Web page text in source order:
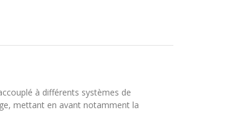
à différents systèmes de
mettant en avant notamment la